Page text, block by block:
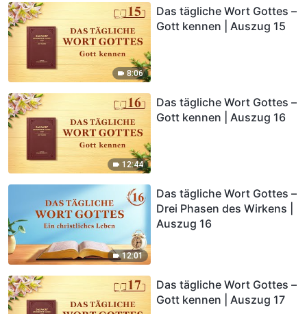
8:06
Das tägliche Wort Gottes –
Gott kennen | Auszug 15
12:44
Das tägliche Wort Gottes –
Gott kennen | Auszug 16
12:01
Das tägliche Wort Gottes –
Drei Phasen des Wirkens |
Auszug 16
Das tägliche Wort Gottes –
Gott kennen | Auszug 17